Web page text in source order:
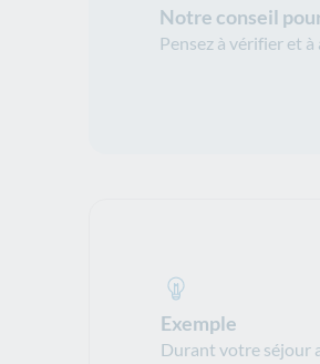
Notre conseil
Pensez à vérifier et
Exemple
Durant votre séjour